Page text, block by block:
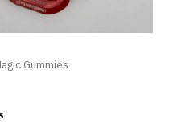
Gummies